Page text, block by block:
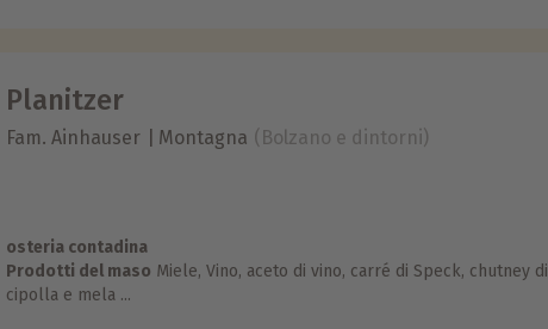
Planitzer
Fam. Ainhauser Montagna (Bolzano e dintorni)
osteria contadina
Prodotti del maso Miele, Vino, aceto di vino, carré di Speck, chutney di
cipolla e mela ...